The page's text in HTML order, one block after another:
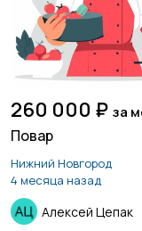
260 000 ₽ за
Повар
Нижний Новгород
4 месяца назад
Алексей Цепак